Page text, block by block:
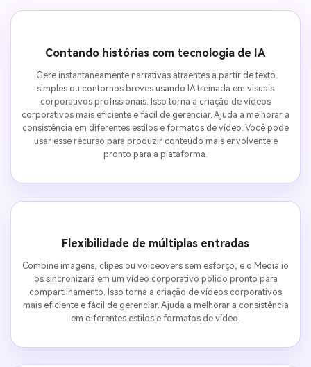
Contando histórias com tecnologia de IA
Gere instantaneamente narrativas atraentes a partir de texto
simples ou contornos breves usando IA treinada em visuais
corporativos profissionais. Isso torna a criação de vídeos
corporativos mais eficiente e fácil de gerenciar. Ajuda a melhorar a
consistência em diferentes estilos e formatos de vídeo. Você pode
usar esse recurso para produzir conteúdo mais envolvente e
pronto para a plataforma.
Flexibilidade de múltiplas entradas
Combine imagens, clipes ou voiceovers sem esforço, e o Media.io
os sincronizará em um vídeo corporativo polido pronto para
compartilhamento. Isso torna a criação de vídeos corporativos
mais eficiente e fácil de gerenciar. Ajuda a melhorar a consistência
em diferentes estilos e formatos de vídeo.